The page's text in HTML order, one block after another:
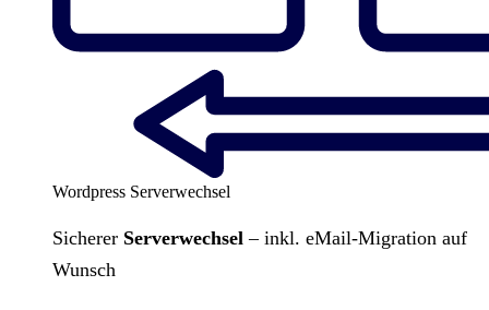
Wordpress Serverwechsel
Sicherer Serverwechsel – inkl. eMail-Migration auf
Wunsch